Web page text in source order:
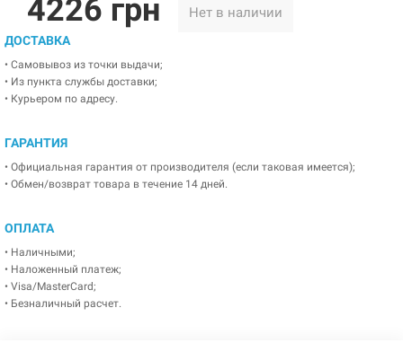
4226 грн Нет в наличии
ДОСТАВКА
• Самовывоз из точки выдачи;
• Из пункта службы доставки;
• Курьером по адресу.
ГАРАНТИЯ
• Официальная гарантия от производителя (если таковая имеется);
• Обмен/возврат товара в течение 14 дней.
ОПЛАТА
• Наличными;
• Наложенный платеж;
• Visa/MasterCard;
• Безналичный расчет.